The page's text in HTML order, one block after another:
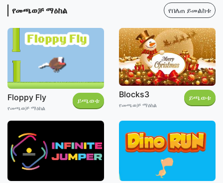
የመጫወቻ ማዕከል የበለጠ ይመልከቱ
Floppy Fly
የመጫወቻ ማዕከል
ይጫወቱ
Blocks3
የመጫወቻ ማዕከል
ይጫወቱ